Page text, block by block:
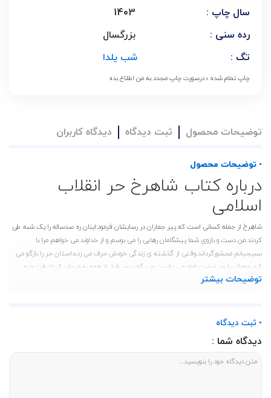
سال چاپ :
1403
رده سنی :
بزرگسال
تگ :
شب یلدا
چاپ تمام شده ؛ درصورت چاپ مجدد به من اطلاع بده
توضیحات محصول ثبت دیدگاه دیدگاه کاربران
• توضیحات محصول
درباره کتاب شاهرخ حر انقلاب
اسلامی
شاهرخ از جمله کسانی است که پیر جماران در رسایشان فرمود:اینان ره صدساله را یک شبه طی
کردند.من دست و بازوی شما پیشگامان رهایی را می بوسم و از خداوند می خواهم مرا با
بسیجیانم محشورگرداند.وقتی از گذشته ی زندگی خودش حرف می زد،داستان حر را بازگو می
کرد.خودش را حر نهضت امام می دانست.می گفت:حر قبل از همه به میدان کربلا رفت و به
شهادت رسید،من هم باید جزء اولین ها باشم.
توضیحات بیشتر
• ثبت دیدگاه
دیدگاه شما :